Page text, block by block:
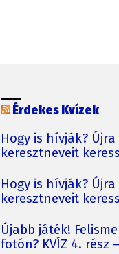
Érdekes Kvízek
Hogy is hívják?
keresztneveit
Hogy is hívják?
keresztneveit
Újabb játék!
fotón? KVÍZ 4. rész